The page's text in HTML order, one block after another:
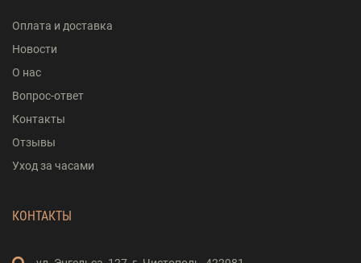
Оплата и доставка
Новости
О нас
Вопрос-ответ
Контакты
Отзывы
Уход за часами
КОНТАКТЫ